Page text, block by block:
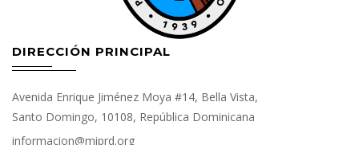
DIRECCIÓN PRINCIPAL
Avenida Enrique Jiménez Moya #14, Bella Vista,
Santo Domingo, 10108, República Dominicana
informacion@miprd.org